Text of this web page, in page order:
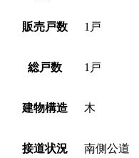
販売戸数 1戸
総戸数 1戸
建物構造 木
接道状況 南側公道